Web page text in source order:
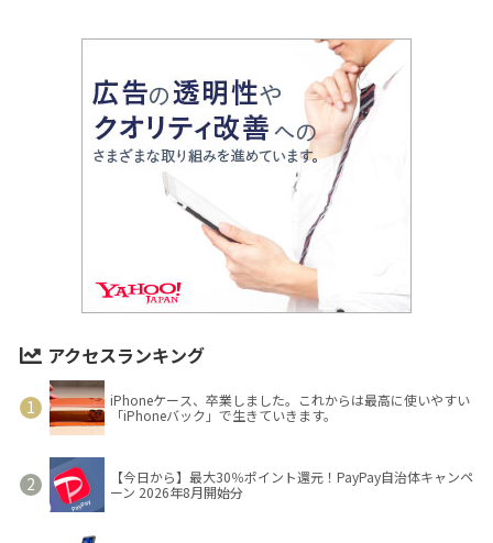
アクセスランキング
iPhoneケース、卒業しました。これからは最高に使いやすい
「iPhoneバック」で生きていきます。
【今日から】最大30％ポイント還元！PayPay自治体キャンペ
ーン 2026年8月開始分